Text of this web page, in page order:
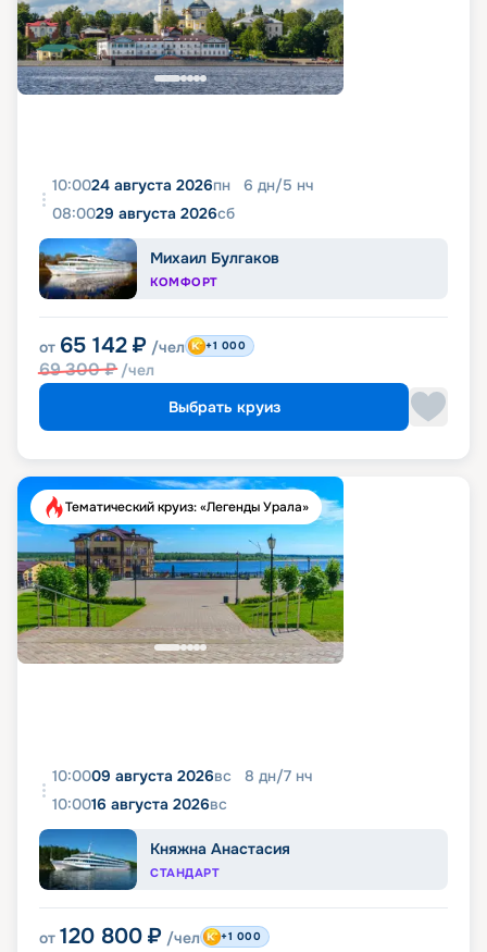
10:0024 августа 2026пн 6 дн/5 нч
08:0029 августа 2026сб
Михаил Булгаков
КОМФОРТ
от 65 142 ₽ /чел
69 300₽ /чел
+1 000
Выбрать круиз
Тематический круиз: «Легенды Урала»
10:0009 августа 2026вс 8 дн/7 нч
10:0016 августа 2026вс
Княжна Анастасия
СТАНДАРТ
от 120 800 ₽ /чел +1 000